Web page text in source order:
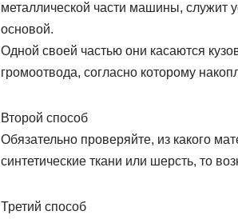
металлической части машины, служит
основой.
Одной своей частью они касаются
громоотвода, согласно которому
Второй способ
Обязательно проверяйте, из какого
синтетические ткани или шерсть, то
Третий способ